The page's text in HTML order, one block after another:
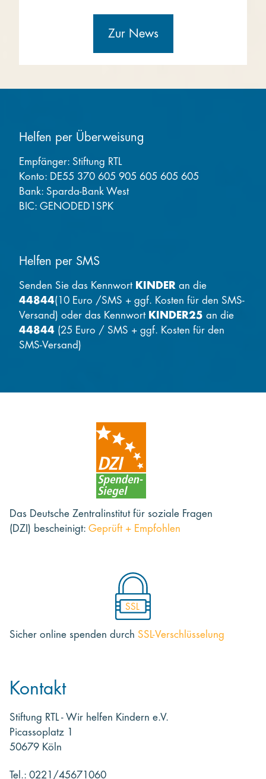
Zur News
Helfen per Überweisung
Empfänger: Stiftung RTL
Konto: DE55 370 605 905 605 605 605
Bank: Sparda-Bank West
BIC: GENODED1SPK
Helfen per SMS
Senden Sie das Kennwort KINDER an die
44844(10 Euro /SMS + ggf. Kosten für den SMS-
Versand) oder das Kennwort KINDER25 an die
44844 (25 Euro / SMS + ggf. Kosten für den
SMS-Versand)
Das Deutsche Zentralinstitut für soziale Fragen
(DZI) bescheinigt: Geprüft + Empfohlen
SSL
Sicher online spenden durch SSL-Verschlüsselung
Kontakt
Stiftung RTL - Wir helfen Kindern e.V.
Picassoplatz 1
50679 Köln
Tel.: 0221/45671060